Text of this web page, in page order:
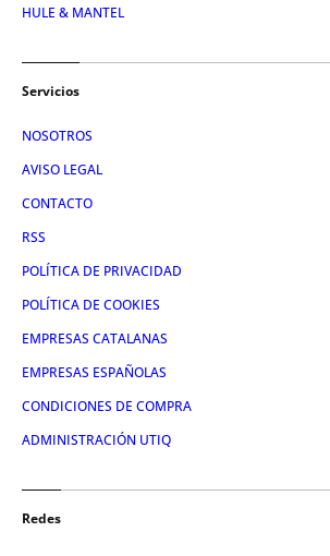
HULE & MANTEL
Servicios
NOSOTROS
AVISO LEGAL
CONTACTO
RSS
POLÍTICA DE PRIVACIDAD
POLÍTICA DE COOKIES
EMPRESAS CATALANAS
EMPRESAS ESPAÑOLAS
CONDICIONES DE COMPRA
ADMINISTRACIÓN UTIQ
Redes